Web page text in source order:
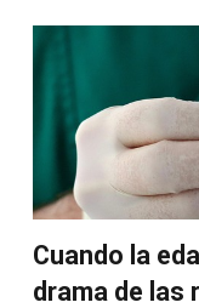
Cuando la
drama de las